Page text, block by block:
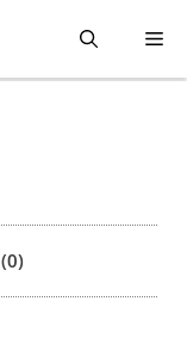
메
(0)